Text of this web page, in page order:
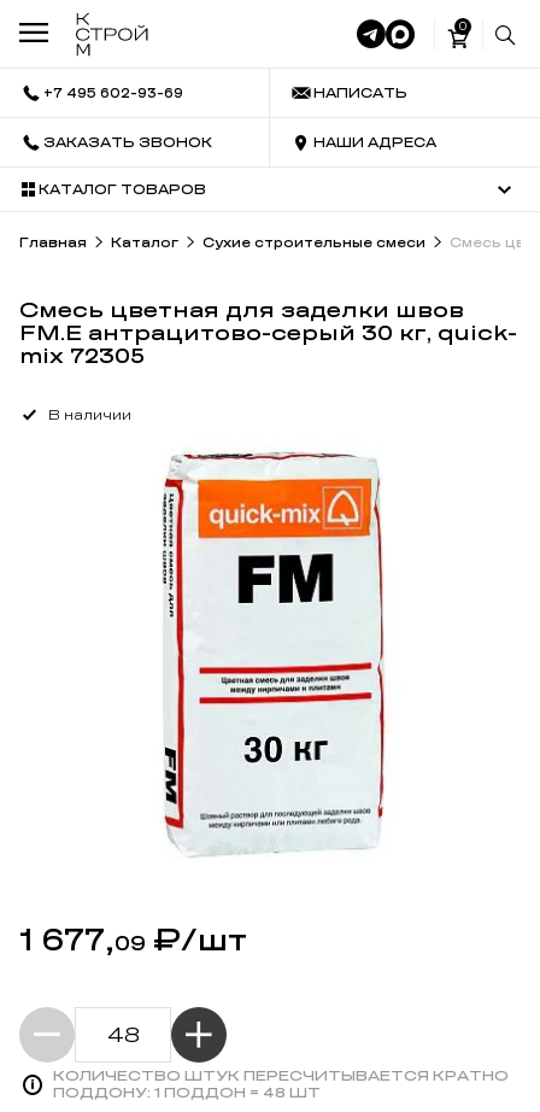
0
+7 495 602-93-69 НАПИСАТЬ
ЗАКАЗАТЬ ЗВОНОК НАШИ АДРЕСА
КАТАЛОГ ТОВАРОВ
Главная Каталог Сухие строительные смеси Смесь
Смесь цветная для заделки швов
FM.E антрацитово-серый 30 кг, quick-
mix 72305
В наличии
1 677,09 ₽/шт
КОЛИЧЕСТВО ШТУК ПЕРЕСЧИТЫВАЕТСЯ КРАТНО
ПОДДОНУ: 1 ПОДДОН = 48 ШТ